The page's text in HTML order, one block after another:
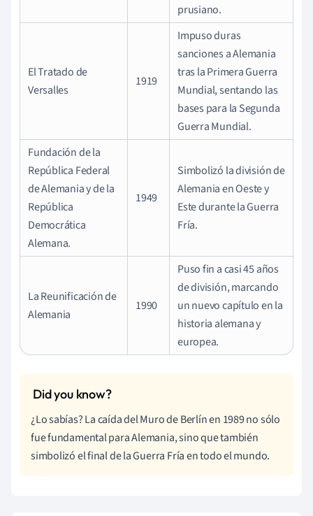
prusiano.
El Tratado de
Versalles
1919
Impuso duras
sanciones a Alemania
tras la Primera Guerra
Mundial, sentando las
bases para la Segunda
Guerra Mundial.
Fundación de la
República Federal
de Alemania y de la
República
Democrática
Alemana.
1949
Simbolizó la división de
Alemania en Oeste y
Este durante la Guerra
Fría.
La Reunificación de
Alemania
1990
Puso fin a casi 45 años
de división, marcando
un nuevo capítulo en la
historia alemana y
europea.
¿Lo sabías? La caída del Muro de Berlín en 1989 no sólo
fue fundamental para Alemania, sino que también
simbolizó el final de la Guerra Fría en todo el mundo.